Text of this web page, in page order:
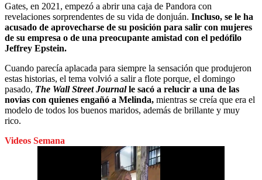
Gates, en 2021, empezó a abrir una caja de Pandora con
revelaciones sorprendentes de su vida de donjuán. Incluso, se le ha
acusado de aprovecharse de su posición para salir con mujeres
de su empresa o de una preocupante amistad con el pedófilo
Jeffrey Epstein.
Cuando parecía aplacada para siempre la sensación que produjeron
estas historias, el tema volvió a salir a flote porque, el domingo
pasado, The Wall Street Journalle sacó a relucir a una de las
novias con quienes engañó a Melinda, mientras se creía que era el
modelo de todos los buenos maridos, además de brillante y muy
rico.
Videos Semana